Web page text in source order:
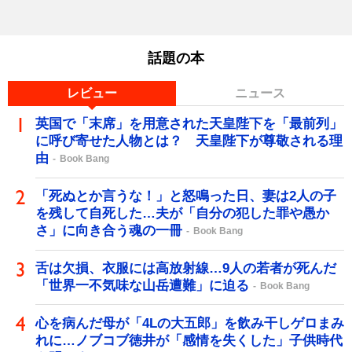
話題の本
レビュー ニュース
英国で「末席」を用意された天皇陛下を「最前列」
に呼び寄せた人物とは？ 天皇陛下が尊敬される理
由
Book Bang
「死ぬとか言うな！」と怒鳴った日、妻は2人の子
を残して自死した…夫が「自分の犯した罪や愚か
さ」に向き合う魂の一冊
Book Bang
舌は欠損、衣服には高放射線…9人の若者が死んだ
「世界一不気味な山岳遭難」に迫る
Book Bang
心を病んだ母が「4Lの大五郎」を飲み干しゲロまみ
れに…ノブコブ徳井が「感情を失くした」子供時代